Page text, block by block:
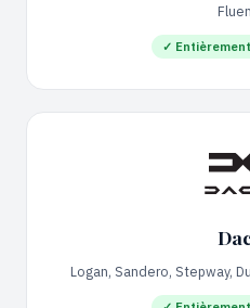
✓
Logan, Sandero, Stepway,